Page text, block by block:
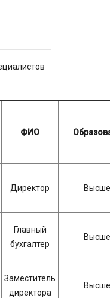
ФИО
Директор
Главный
бухгалтер
Заместитель
директора